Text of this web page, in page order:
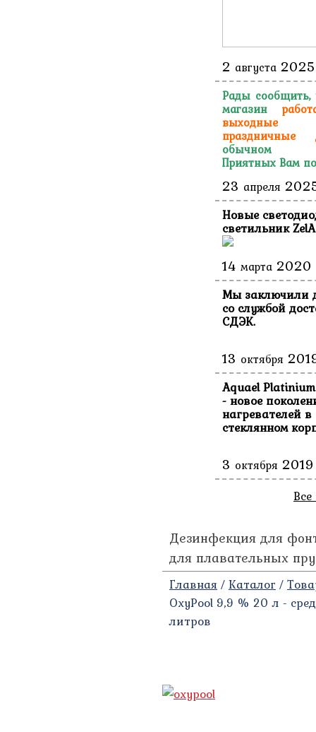
2 августа 2025
Рады
магазин
праздничные
обычном
Приятных Вам
23 апреля
Новые
светильник
14 марта 2020
Мы заключили
со службой
СДЭК.
13 октября
Aquael
- новое
нагревателей в
стеклянном
3 октября 2019
Дезинфекция для
для плавательных
Главная/Каталог /
OxyPool 9,9 % 20 л -
литров